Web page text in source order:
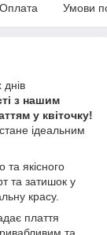
Оплата Умови
з нашим
у квіточку!
ідеальним
та якісного
та затишок у
красу.
плаття
та